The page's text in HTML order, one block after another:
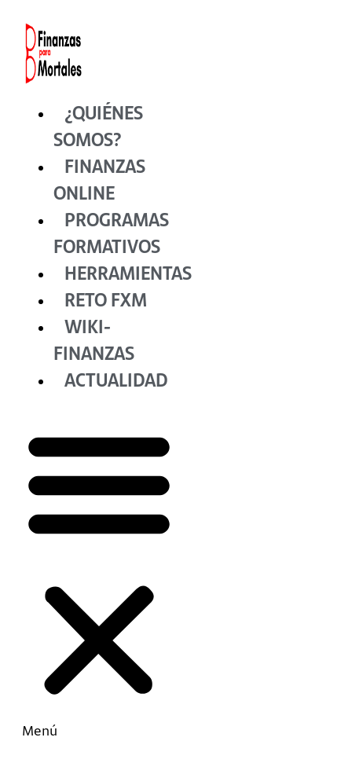
contenido
¿QUIÉNES
SOMOS?
FINANZAS
ONLINE
PROGRAMAS
FORMATIVOS
HERRAMIENTAS
RETO FXM
WIKI-
FINANZAS
ACTUALIDAD
Menú